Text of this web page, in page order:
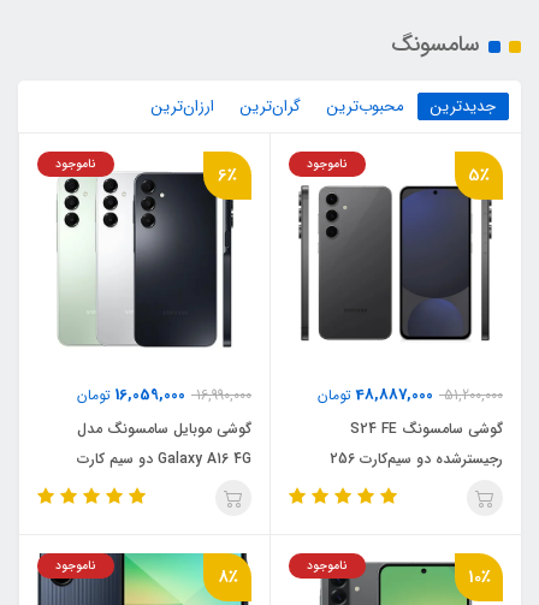
سامسونگ
جدیدترین محبوب‌ترین گران‌ترین ارزان‌ترین
5٪
51,200,000
48,887,000تومان
ناموجود
گوشی سامسونگ S24 FE
رجیستر‌شده دو سیم‌کارت 256
گیگابایت با رم 8 گیگابایت - ویتنام
6٪
16,990,000
16,059,000 تومان
ناموجود
گوشی موبایل سامسونگ مدل
Galaxy A16 4G دو سیم کارت
ظرفیت 256 گیگابایت و رم 8
10٪ ناموجود 8٪ ناموجود